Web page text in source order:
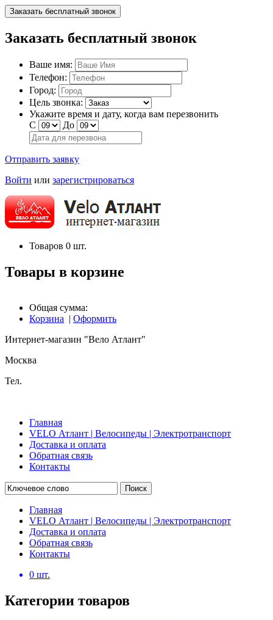
Заказать бесплатный звонок
Заказать бесплатный звонок
Ваше имя:
Телефон:
Город:
Цель звонка:
Укажите время и дату, когда вам перезвонить
С
До
Отправить заявку
Войти или зарегистрироваться
Товаров 0 шт.
Товары в корзине
Общая сумма:
Корзина | Оформить
Интернет-магазин "Вело Атлант"
Москва
Тел.
Главная
VELO Атлант | Велосипеды | Электротранспорт
Доставка и оплата
Обратная связь
Контакты
Поиск
Главная
VELO Атлант | Велосипеды | Электротранспорт
Доставка и оплата
Обратная связь
Контакты
0 шт.
Категории товаров